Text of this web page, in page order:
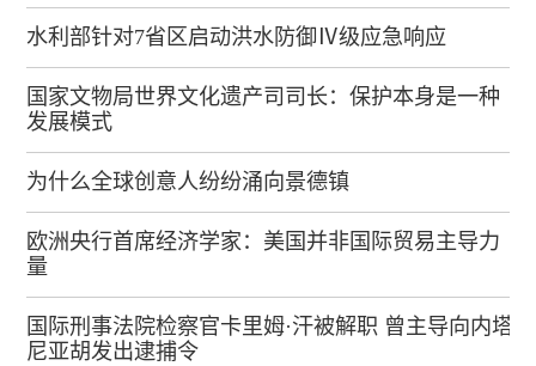
水利部针对7省区启动洪水防御Ⅳ级应急响应
国家文物局世界文化遗产司司长：保护本身是一种
发展模式
为什么全球创意人纷纷涌向景德镇
欧洲央行首席经济学家：美国并非国际贸易主导力
量
国际刑事法院检察官卡里姆·汗被解职 曾主导向内塔
尼亚胡发出逮捕令